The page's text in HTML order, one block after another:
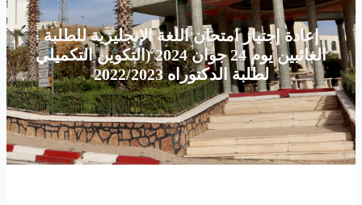
إعادة إجتياز امتحان اللغة الإنجليزية للطلبة
الغائبين يوم 24 جوان 2024 (التكوين التكميلي
لطلبة الدكتوراه 2022/2023